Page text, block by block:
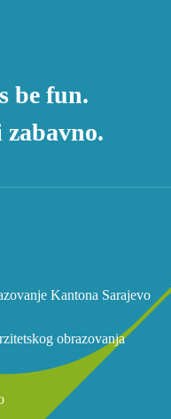
be fun.
Kantona Sarajevo
obrazovanja